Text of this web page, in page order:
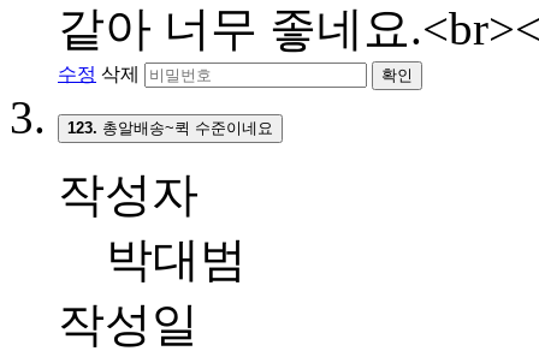
같아 너무 좋네요
수정 삭제 확인
123. 총알배송~퀵 수준이네요
작성자
박대범
작성일